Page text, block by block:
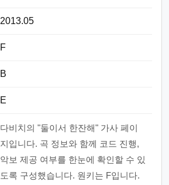
2013.05
F
B
E
다비치의 "둘이서 한잔해" 가사 페이
지입니다. 곡 정보와 함께 코드 진행,
악보 제공 여부를 한눈에 확인할 수 있
도록 구성했습니다. 원키는 F입니다.